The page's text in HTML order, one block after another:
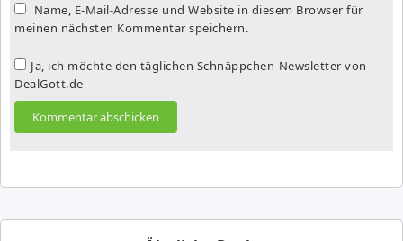
Name, E-Mail-Adresse und Website in diesem Browser für
meinen nächsten Kommentar speichern.
Ja, ich möchte den täglichen Schnäppchen-Newsletter von
DealGott.de